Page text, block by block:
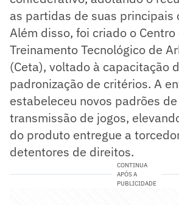
as partidas de suas principais
Além disso, foi criado o Centro
Treinamento Tecnológico de
(Ceta), voltado à capacitação
padronização de critérios. A
estabeleceu novos padrões
transmissão de jogos,
do produto entregue a
detentores de direitos.
CONTINUA
APÓS A
PUBLICIDADE